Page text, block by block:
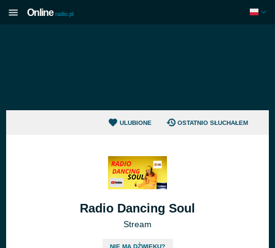
Online radio.pl
ULUBIONE OSTATNIO SŁUCHAŁEM
Radio Dancing Soul
Stream
NIE MA DŹWIĘKU?